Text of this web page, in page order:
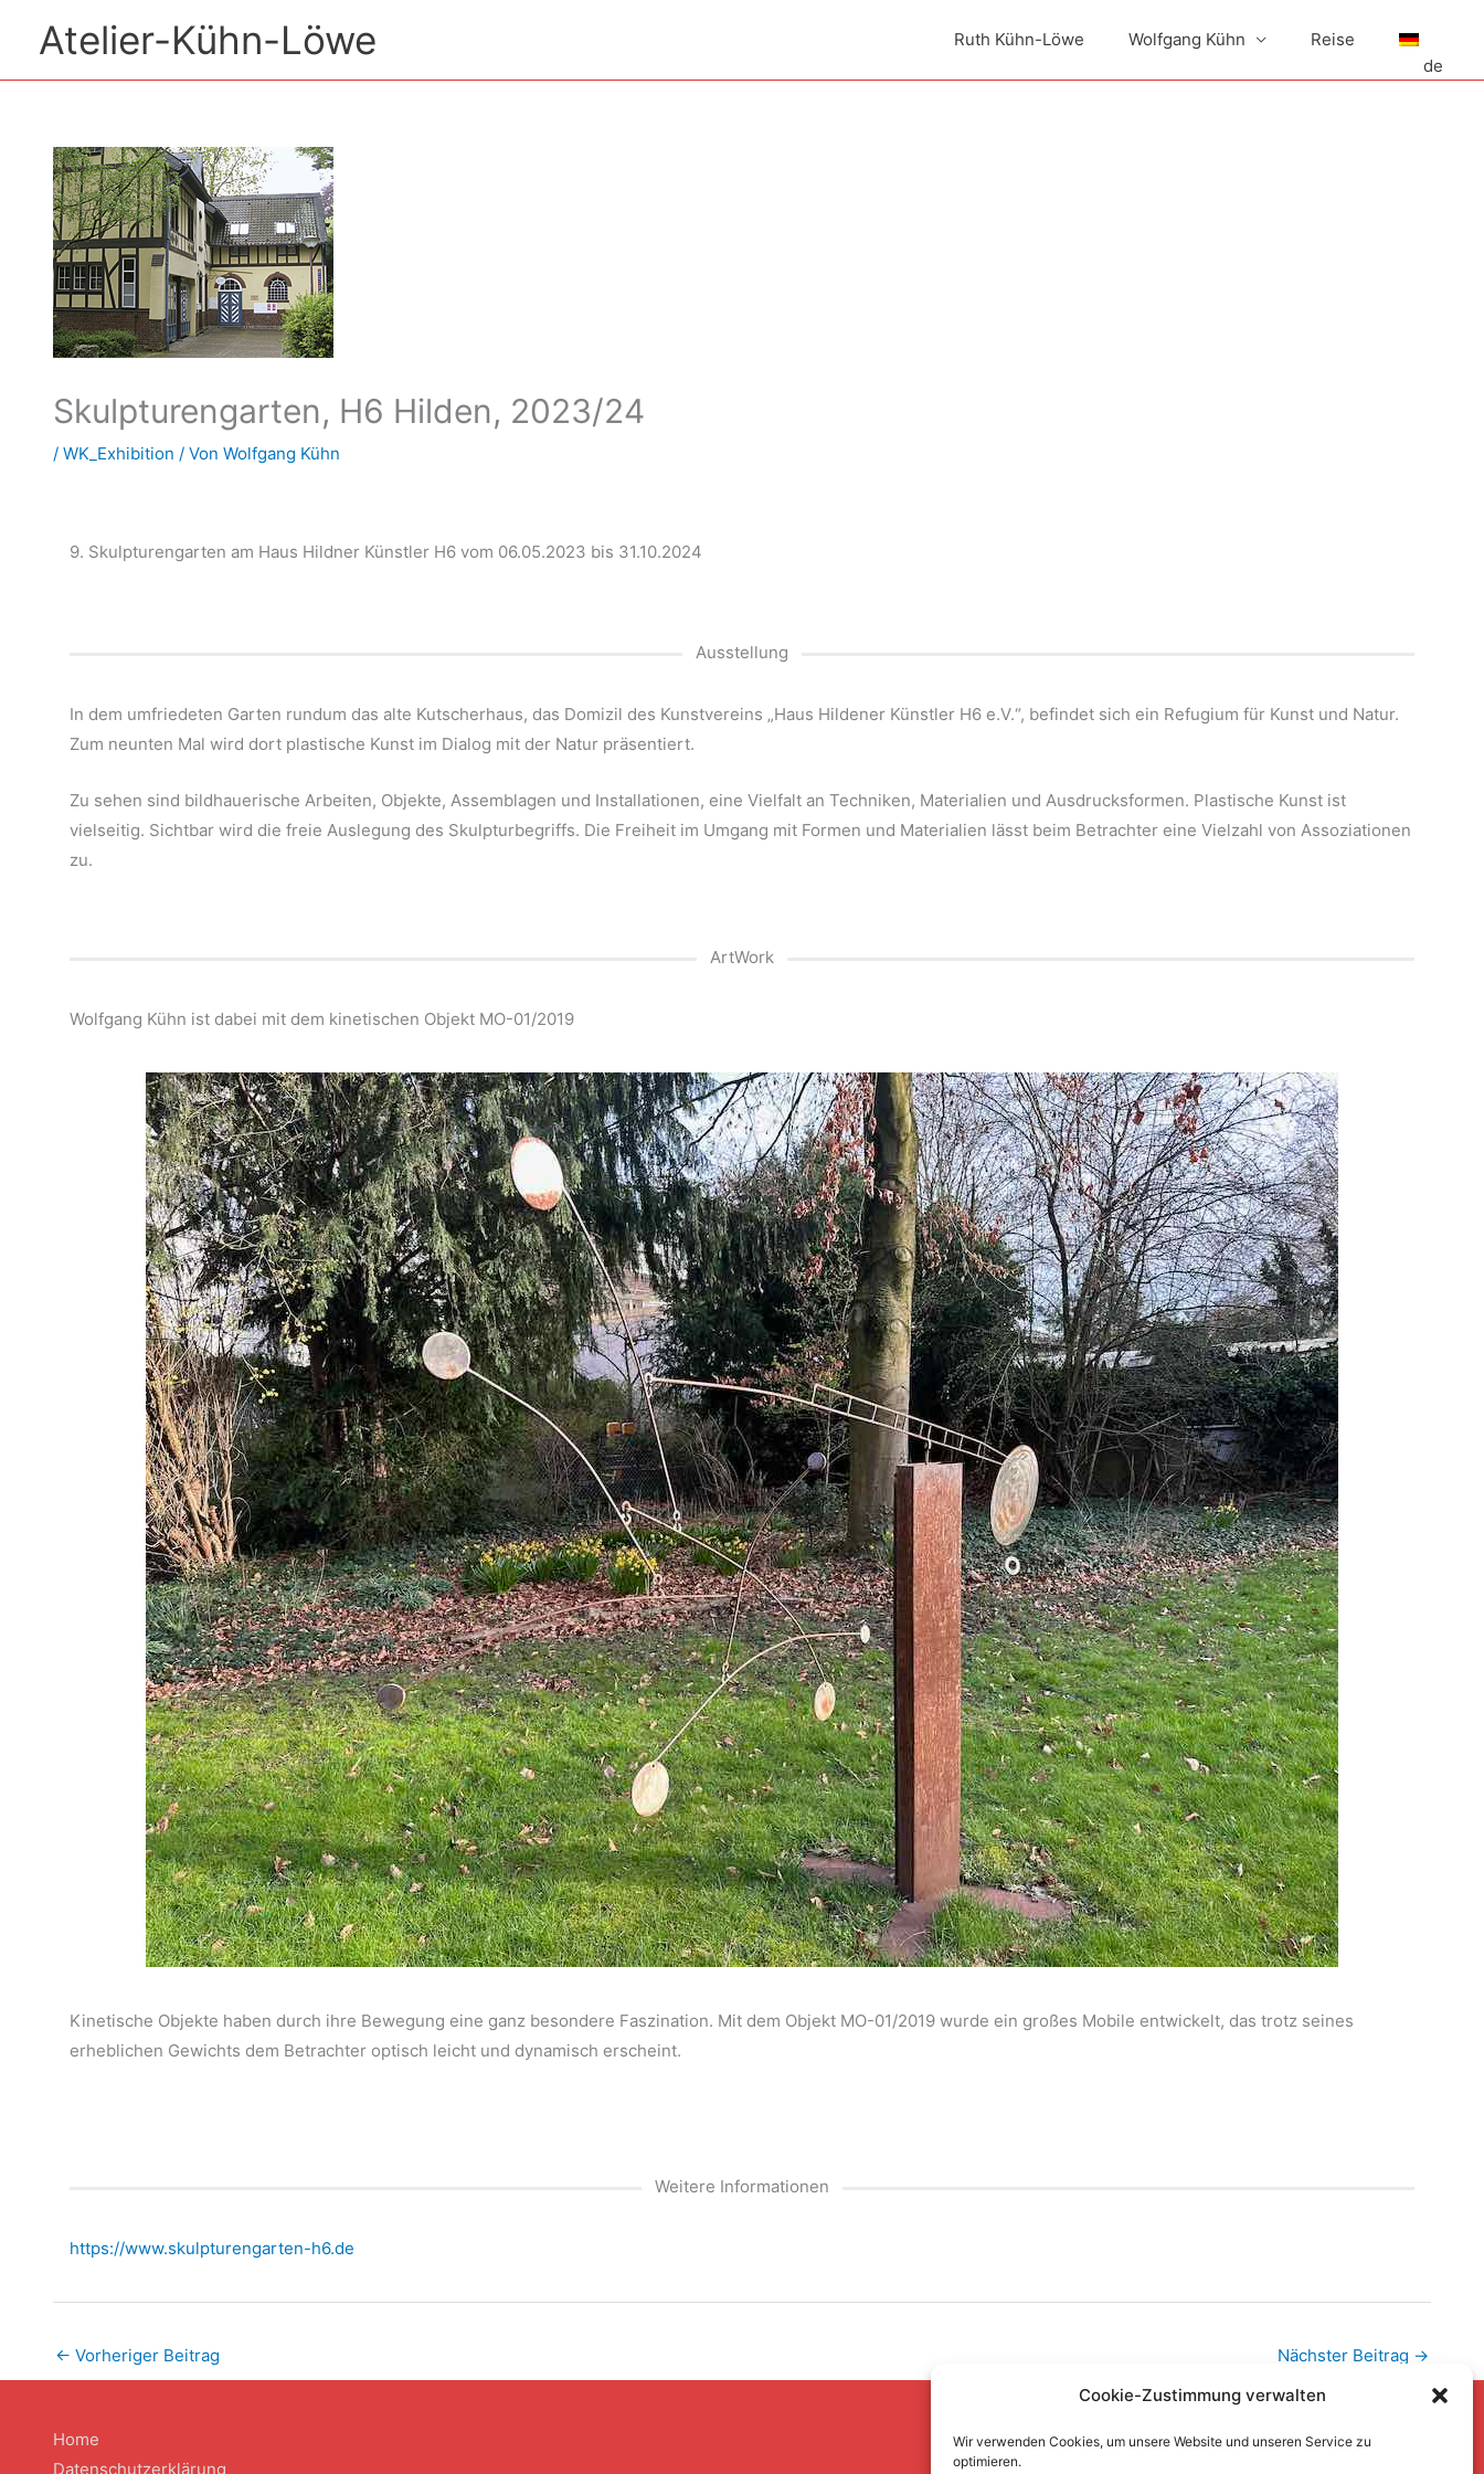
Cookie-Zustimmung verwalten
Wir verwenden Cookies, um unsere Website und unseren Service zu
optimieren.
InhaltAtelier-Kühn-Löwe Ruth Kühn-Löwe Wolfgang Kühn
Reise
de
Skulpturengarten, H6 Hilden, 2023/24
/ WK_Exhibition / Von Wolfgang Kühn
9. Skulpturengarten am Haus Hildner Künstler H6 vom 06.05.2023 bis 31.10.2024
Ausstellung
In dem umfriedeten Garten rundum das alte Kutscherhaus, das Domizil des Kunstvereins „Haus Hildener Künstler H6 e.V.“, befindet sich ein Refugium für Kunst und Natur.
Zum neunten Mal wird dort plastische Kunst im Dialog mit der Natur präsentiert.
Zu sehen sind bildhauerische Arbeiten, Objekte, Assemblagen und Installationen, eine Vielfalt an Techniken, Materialien und Ausdrucksformen. Plastische Kunst ist
vielseitig. Sichtbar wird die freie Auslegung des Skulpturbegriffs. Die Freiheit im Umgang mit Formen und Materialien lässt beim Betrachter eine Vielzahl von Assoziationen
zu.
ArtWork
Wolfgang Kühn ist dabei mit dem kinetischen Objekt MO-01/2019
Kinetische Objekte haben durch ihre Bewegung eine ganz besondere Faszination. Mit dem Objekt MO-01/2019 wurde ein großes Mobile entwickelt, das trotz seines
erheblichen Gewichts dem Betrachter optisch leicht und dynamisch erscheint.
Weitere Informationen
https://www.skulpturengarten-h6.de
← Vorheriger Beitrag Nächster Beitrag →
Home
Datenschutzerklärung
Copyright © 2026Atelier-Kühn-Löwe